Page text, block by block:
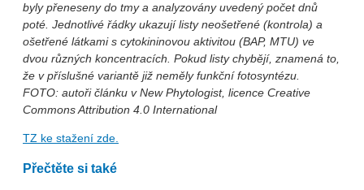
byly přeneseny do tmy a analyzovány uvedený počet dnů
poté. Jednotlivé řádky ukazují listy neošetřené (kontrola) a
ošetřené látkami s cytokininovou aktivitou (BAP, MTU) ve
dvou různých koncentracích. Pokud listy chybějí, znamená to,
že v příslušné variantě již neměly funkční fotosyntézu.
FOTO: autoři článku v New Phytologist, licence Creative
Commons Attribution 4.0 International
TZ ke stažení zde.
Přečtěte si také